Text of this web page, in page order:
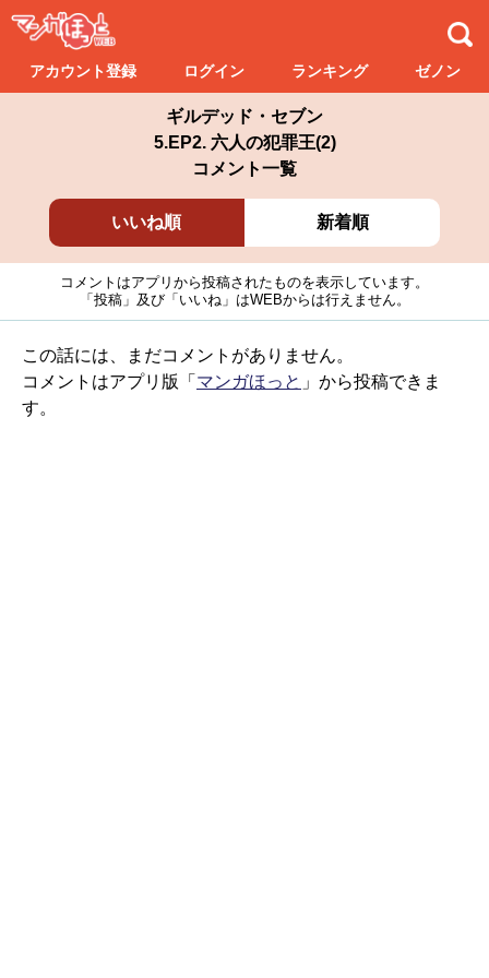
アカウント登録 ログイン ランキング ゼノン
ギルデッド・セブン
5.EP2. 六人の犯罪王(2)
コメント一覧
いいね順 新着順
コメントはアプリから投稿されたものを表示しています。
「投稿」及び「いいね」はWEBからは行えません。
この話には、まだコメントがありません。
コメントはアプリ版「 マンガほっと 」から投稿できま
す。